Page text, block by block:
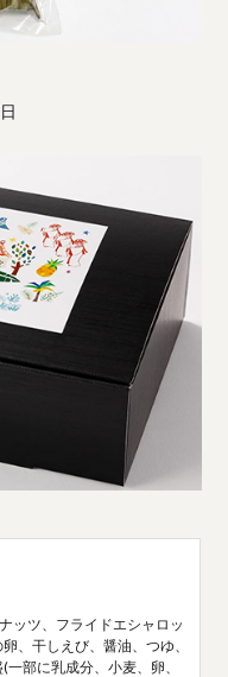
ッツ、フライドエシャロッ
、干しえび、醤油、つゆ、
部に乳成分、小麦、卵、